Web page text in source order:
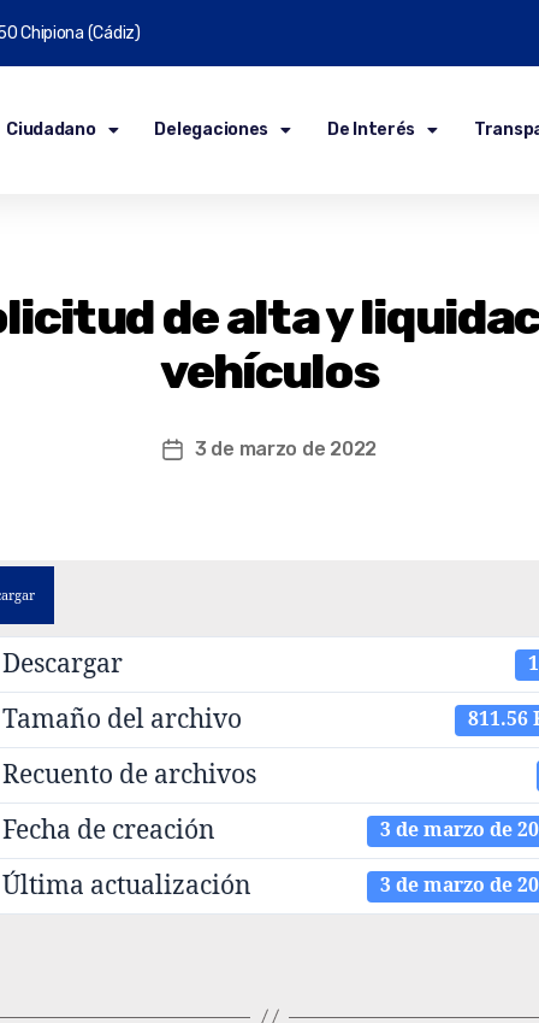
Chipiona (Cádiz)
Ciudadano Delegaciones De Interés
de alta y
vehículos
3 de marzo de 2022
Descargar
Tamaño del archivo 811.56
Recuento de archivos
Fecha de creación 3 de marzo de
Última actualización 3 de marzo de